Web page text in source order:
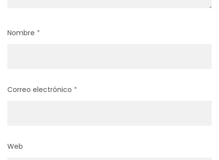
Nombre *
Correo electrónico *
Web